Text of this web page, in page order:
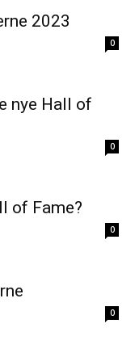
2023
0
nye Hall of
0
of Fame?
0
0